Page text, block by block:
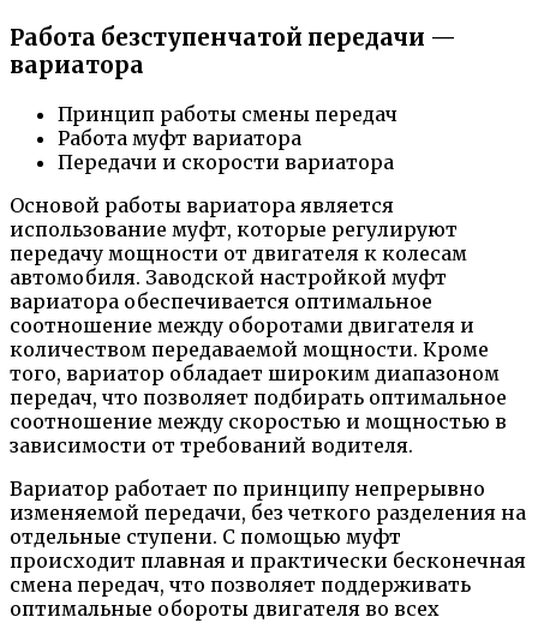
Работа безступенчатой передачи —
вариатора
Принцип работы смены передач
Работа муфт вариатора
Передачи и скорости вариатора
Основой работы вариатора является
использование муфт, которые регулируют
передачу мощности от двигателя к колесам
автомобиля. Заводской настройкой муфт
вариатора обеспечивается оптимальное
соотношение между оборотами двигателя и
количеством передаваемой мощности. Кроме
того, вариатор обладает широким диапазоном
передач, что позволяет подбирать оптимальное
соотношение между скоростью и мощностью в
зависимости от требований водителя.
Вариатор работает по принципу непрерывно
изменяемой передачи, без четкого разделения на
отдельные ступени. С помощью муфт
происходит плавная и практически бесконечная
смена передач, что позволяет поддерживать
оптимальные обороты двигателя во всех